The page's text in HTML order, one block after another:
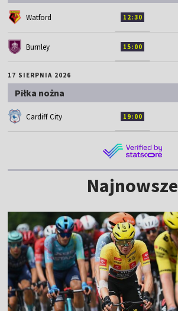
Watford 12:30
Burnley 15:00
17 SIERPNIA 2026
Piłka nożna
Cardiff City 19:00
Najnowsze